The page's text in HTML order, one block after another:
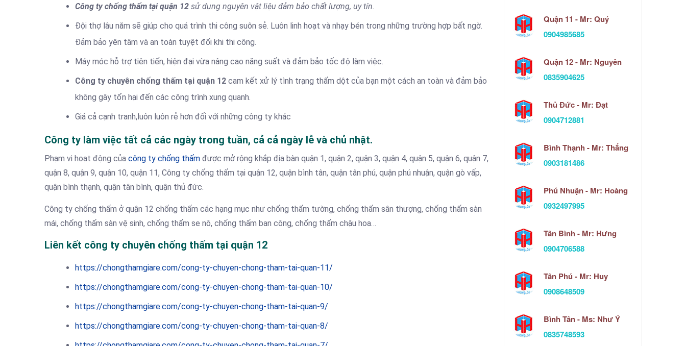
Công ty chống thấm tại quận 12 sử dụng nguyên vật liệu đảm bảo chất lượng, uy tín.
Đội thợ lâu năm sẽ giúp cho quá trình thi công suôn sẻ. Luôn linh hoạt và nhạy bén trong những trường hợp bất ngờ.
Đảm bảo yên tâm và an toàn tuyệt đối khi thi công.
Máy móc hỗ trợ tiên tiến, hiện đại vừa nâng cao năng suất và đảm bảo tốc độ làm việc.
Công ty chuyên chống thấm tại quận 12 cam kết xử lý tình trạng thấm dột của bạn một cách an toàn và đảm bảo
không gây tổn hại đến các công trình xung quanh.
Giá cả cạnh tranh,luôn luôn rẻ hơn đối với những công ty khác
Công ty làm việc tất cả các ngày trong tuần, cả cả ngày lễ và chủ nhật.
Phạm vi hoạt động của công ty chống thấm được mở rộng khắp địa bàn quận 1, quận 2, quận 3, quận 4, quận 5, quận 6, quận 7,
quận 8, quận 9, quận 10, quận 11, Công ty chống thấm tại quận 12, quận bình tân, quận tân phú, quận phú nhuận, quận gò vấp,
quận bình thạnh, quận tân bình, quận thủ đức.
Công ty chống thấm ở quận 12 chống thấm các hạng mục như chống thấm tường, chống thấm sân thượng, chống thấm sàn
mái, chống thấm sàn vệ sinh, chống thấm se nô, chống thấm ban công, chống thấm chậu hoa…
Liên kết công ty chuyên chống thấm tại quận 12
https://chongthamgiare.com/cong-ty-chuyen-chong-tham-tai-quan-11/
https://chongthamgiare.com/cong-ty-chuyen-chong-tham-tai-quan-10/
https://chongthamgiare.com/cong-ty-chuyen-chong-tham-tai-quan-9/
https://chongthamgiare.com/cong-ty-chuyen-chong-tham-tai-quan-8/
Quận 11 - Mr: Quý
0904985685
Quận 12 - Mr: Nguyên
0835904625
Thủ Đức - Mr: Đạt
0904712881
Bình Thạnh - Mr: Thắng
0903181486
Phú Nhuận - Mr: Hoàng
0932497995
Tân Bình - Mr: Hưng
0904706588
Tân Phú - Mr: Huy
0908648509
Bình Tân - Ms: Như Ý
0835748593